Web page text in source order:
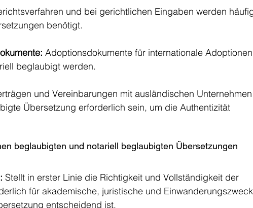
und bei gerichtlichen Eingaben werden
benötigt.
Adoptionsdokumente für internationale
beglaubigt werden.
und Vereinbarungen mit ausländischen
Übersetzung erforderlich sein, um die Authentizität
beglaubigten und notariell beglaubigten Übersetzungen
Stellt in erster Linie die Richtigkeit und Vollständigkeit der
für akademische, juristische und
entscheidend ist.